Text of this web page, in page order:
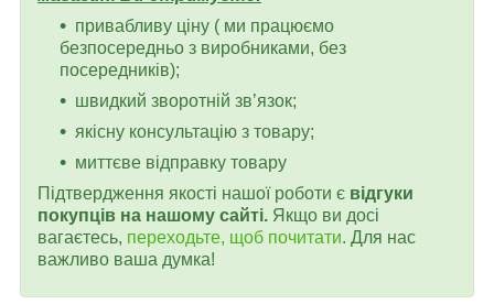
привабливу ціну ( ми працюємо
безпосередньо з виробниками, без
посередників);
швидкий зворотній зв’язок;
якісну консультацію з товару;
миттєве відправку товару
Підтвердження якості нашої роботи є відгуки
покупців на нашому сайті. Якщо ви досі
вагаєтесь, переходьте, щоб почитати. Для нас
важливо ваша думка!